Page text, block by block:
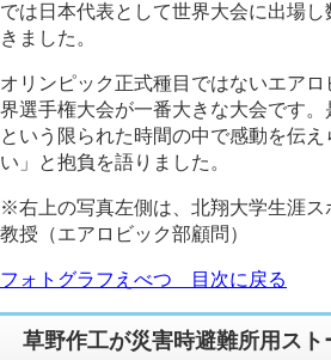
では日本代表として世界大会に出場
きました。
オリンピック正式種目ではないエア
界選手権大会が一番大きな大会です。
という限られた時間の中で感動を伝
い」と抱負を語りました。
※右上の写真左側は、北翔大学生涯ス
教授（エアロビック部顧問）
フォトグラフえべつ 目次に戻る
草野作工が災害時避難所用スト